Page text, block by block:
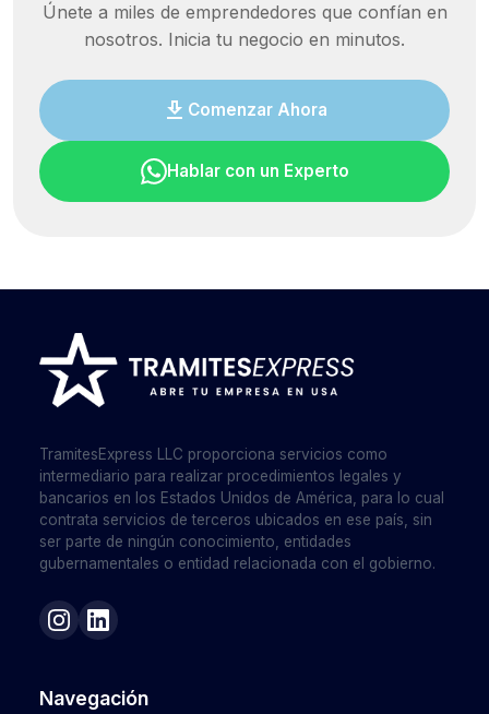
Únete a miles de emprendedores que confían en
nosotros. Inicia tu negocio en minutos.
Comenzar Ahora
Hablar con un Experto
TramitesExpress LLC proporciona servicios como
intermediario para realizar procedimientos legales y
bancarios en los Estados Unidos de América, para lo cual
contrata servicios de terceros ubicados en ese país, sin
ser parte de ningún conocimiento, entidades
gubernamentales o entidad relacionada con el gobierno.
Navegación